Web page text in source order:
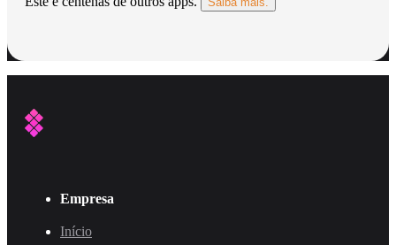
Empresa
Início